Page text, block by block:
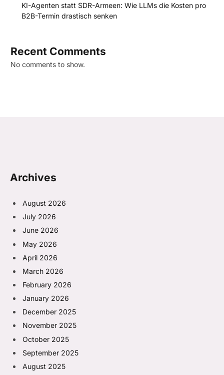
KI-Agenten statt SDR-Armeen: Wie LLMs die Kosten pro
B2B-Termin drastisch senken
Recent Comments
No comments to show.
Archives
August 2026
July 2026
June 2026
May 2026
April 2026
March 2026
February 2026
January 2026
December 2025
November 2025
October 2025
September 2025
August 2025